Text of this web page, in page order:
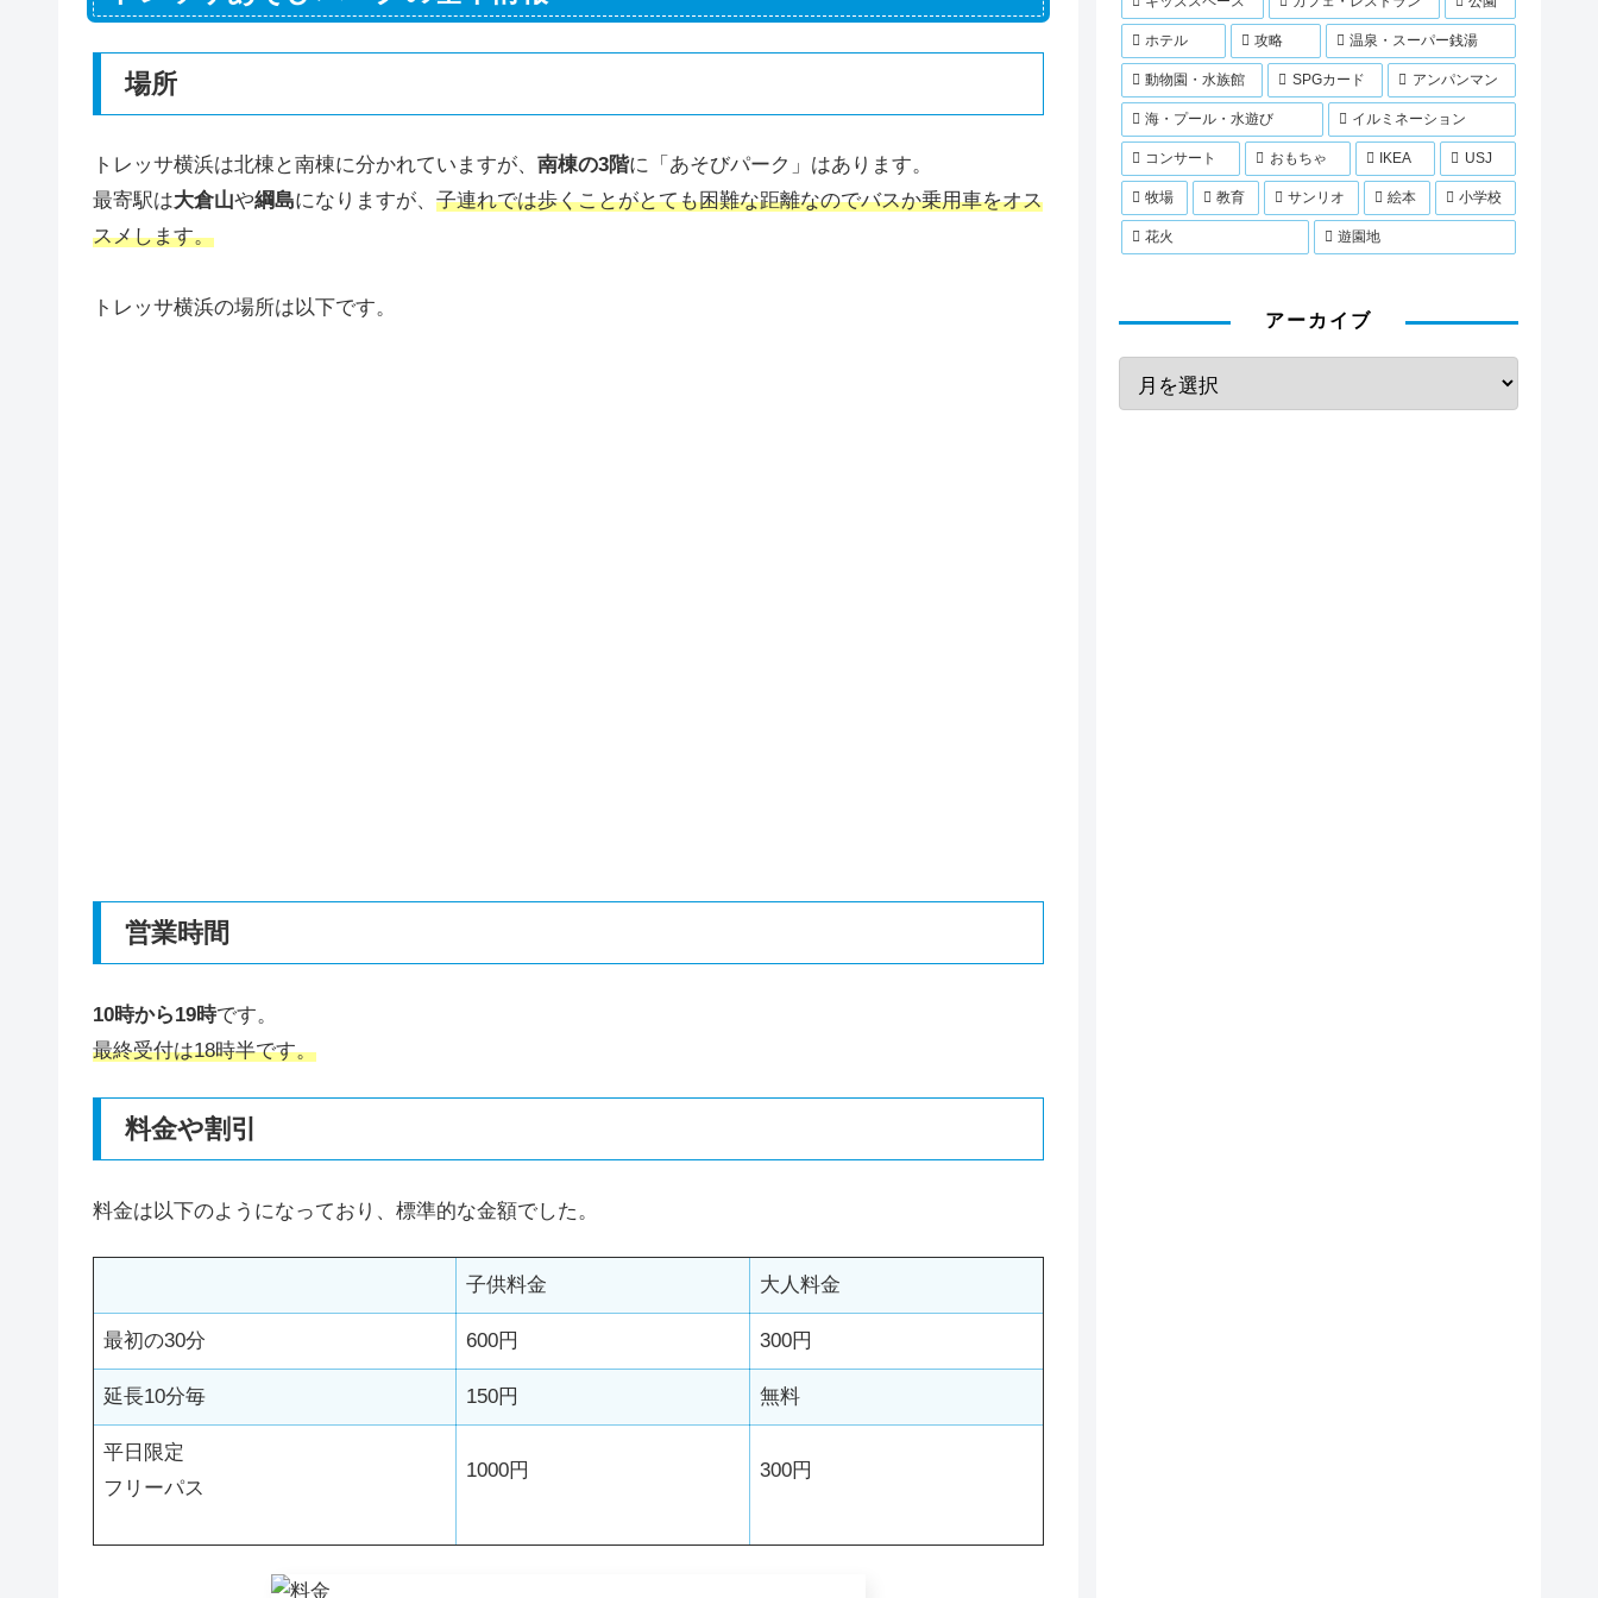
場所
トレッサ横浜は北棟と南棟に分かれていますが、 南棟の3階に「あそびパーク」はあります。
最寄駅は大倉山や綱島になりますが、 子連れでは歩くことがとても困難な距離なのでバスか乗用車をオス
スメします。
トレッサ横浜の場所は以下です。
営業時間
10時から19時です。
最終受付は18時半です。
料金や割引
料金は以下のようになっており、標準的な金額でした。
子供料金 大人料金
最初の30分 600円 300円
延長10分毎 150円 無料
平日限定
フリーパス
1000円 300円
ホテル 攻略 温泉・スーパー銭湯
動物園・水族館 SPGカード アンパンマン
海・プール・水遊び イルミネーション
コンサート おもちゃ IKEA USJ
牧場 教育 サンリオ 絵本 小学校
花火 遊園地
アーカイブ